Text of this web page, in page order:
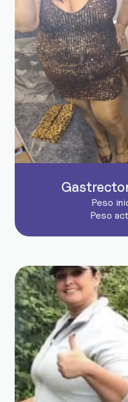
Peso
Peso